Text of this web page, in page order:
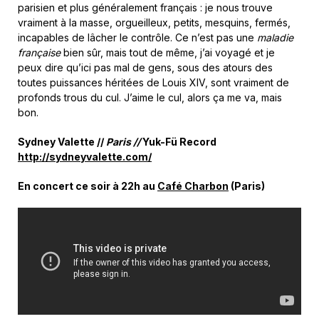
parisien et plus généralement français : je nous trouve
vraiment à la masse, orgueilleux, petits, mesquins, fermés,
incapables de lâcher le contrôle. Ce n’est pas une maladie
françaisebien sûr, mais tout de même, j’ai voyagé et je
peux dire qu’ici pas mal de gens, sous des atours des
toutes puissances héritées de Louis XIV, sont vraiment de
profonds trous du cul. J’aime le cul, alors ça me va, mais
bon.
Sydney Valette // Paris//Yuk-Fü Record
http://sydneyvalette.com/
En concert ce soir à 22h au Café Charbon (Paris)